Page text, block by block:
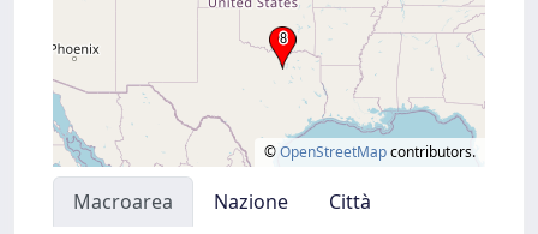
©OpenStreetMapcontributors.
Macroarea Nazione
Città